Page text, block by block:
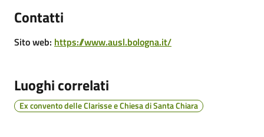
Pieve
di
Cento
Amministrazione
Contatti
Sito web: https://www.ausl.bologna.it/
Luoghi correlati
Ex convento delle Clarisse e Chiesa di Santa Chiara